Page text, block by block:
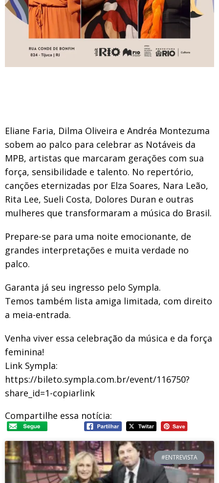
Eliane Faria, Dilma Oliveira e Andréa Montezuma
sobem ao palco para celebrar as Notáveis da
MPB, artistas que marcaram gerações com sua
força, sensibilidade e talento. No repertório,
canções eternizadas por Elza Soares, Nara Leão,
Rita Lee, Sueli Costa, Dolores Duran e outras
mulheres que transformaram a música do Brasil.
Prepare-se para uma noite emocionante, de
grandes interpretações e muita verdade no
palco.
Garanta já seu ingresso pelo Sympla.
Temos também lista amiga limitada, com direito
a meia-entrada.
Venha viver essa celebração da música e da força
feminina!
Link Sympla:
https://bileto.sympla.com.br/event/116750?
share_id=1-copiarlink
Compartilhe essa notícia:
#ENTREVISTA